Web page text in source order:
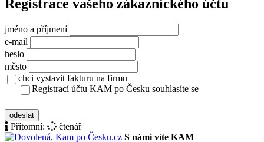
Registrace vašeho zákaznického účtu
jméno a příjmení
e-mail
heslo
město
chci vystavit fakturu na firmu
Registrací účtu KAM po Česku souhlasíte se
odeslat
Přítomní:
čtenář
S námi víte KAM